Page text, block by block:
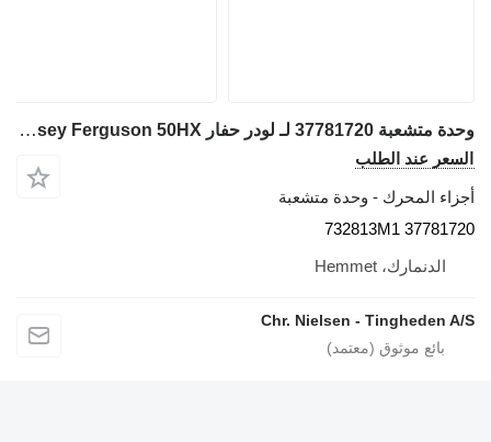
وحدة متشعبة 37781720 لـ لودر حفار Massey Ferguson 50HX
السعر عند الطلب
أجزاء المحرك - وحدة متشعبة
37781720 732813M1
الدنمارك، Hemmet
Chr. Nielsen - Tingheden A/S